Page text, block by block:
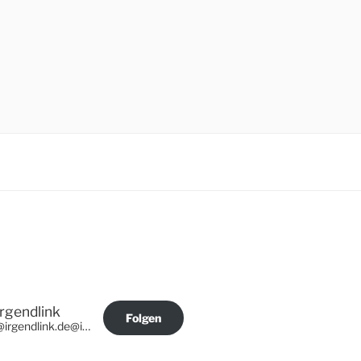
@irgendlink.de@irgendlink.de
Folgen